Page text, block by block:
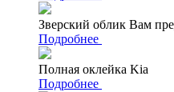
Зверский облик Вам
Подробнее
Полная оклейка Kia
Подробнее